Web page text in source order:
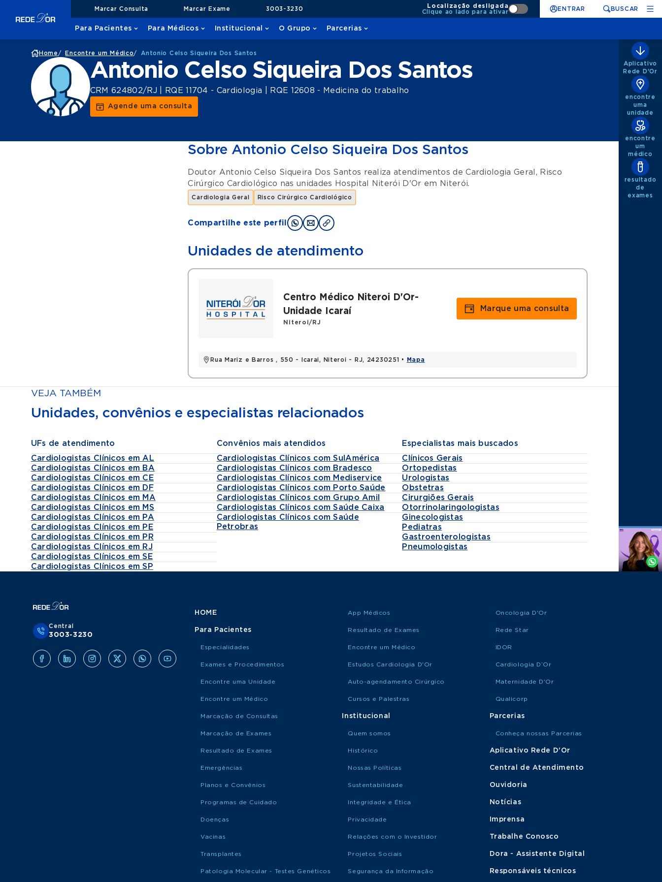
Marcar Consulta Marcar Exame 3003-3230
Localização desligada
Clique ao lado para ativar
ENTRAR BUSCAR
Para Pacientes Para Médicos Institucional O Grupo Parcerias
Home / Encontre um Médico/ Antonio Celso Siqueira Dos Santos
Antonio Celso Siqueira Dos Santos
CRM 624802/RJ | RQE 11704 - Cardiologia | RQE 12608 - Medicina do trabalho
Agende uma consulta
Sobre Antonio Celso Siqueira Dos Santos
Doutor Antonio Celso Siqueira Dos Santos realiza atendimentos deCardiologia Geral , Risco
Cirúrgico Cardiológico nas unidades Hospital Niterói D'Or em Niterói.
Cardiologia Geral Risco Cirúrgico Cardiológico
Compartilhe este perfil
Unidades de atendimento
Centro Médico Niteroi D'Or-
Unidade Icaraí
Niteroi/RJ
Rua Mariz e Barros , 550 - Icarai, Niteroi - RJ, 24230251 • Mapa
Marque uma consulta
VEJA TAMBÉM
Unidades, convênios e especialistas relacionados
UFs de atendimento
Cardiologistas Clínicos em AL
Cardiologistas Clínicos em BA
Cardiologistas Clínicos em CE
Cardiologistas Clínicos em DF
Cardiologistas Clínicos em MA
Cardiologistas Clínicos em MS
Cardiologistas Clínicos em PA
Cardiologistas Clínicos em PE
Cardiologistas Clínicos em PR
Cardiologistas Clínicos em RJ
Cardiologistas Clínicos em SE
Cardiologistas Clínicos em SP
Convênios mais atendidos
Cardiologistas Clínicos com SulAmérica
Cardiologistas Clínicos com Bradesco
Cardiologistas Clínicos com Mediservice
Cardiologistas Clínicos com Porto Saúde
Cardiologistas Clínicos com Grupo Amil
Cardiologistas Clínicos com Saúde Caixa
Cardiologistas Clínicos com Saúde
Petrobras
Especialistas mais buscados
Clínicos Gerais
Ortopedistas
Urologistas
Obstetras
Cirurgiões Gerais
Otorrinolaringologistas
Ginecologistas
Pediatras
Gastroenterologistas
Pneumologistas
Aplicativo
Rede D'Or
encontre
uma
unidade
encontre
um
médico
resultado
de
exames
Agende
Whatsapp
Central
3003-3230
HOME
Para Pacientes
Especialidades
Exames e Procedimentos
Encontre uma Unidade
Encontre um Médico
Marcação de Consultas
Marcação de Exames
Resultado de Exames
Emergências
Planos e Convênios
Programas de Cuidado
Doenças
Vacinas
Transplantes
Patologia Molecular - Testes Genéticos
App Médicos
Resultado de Exames
Encontre um Médico
Estudos Cardiologia D'Or
Auto-agendamento Cirúrgico
Cursos e Palestras
Institucional
Quem somos
Histórico
Nossas Políticas
Sustentabilidade
Integridade e Ética
Privacidade
Relações com o Investidor
Projetos Sociais
Segurança da Informação
Oncologia D'Or
Rede Star
IDOR
Cardiologia D’Or
Maternidade D'Or
Qualicorp
Parcerias
Conheça nossas Parcerias
Aplicativo Rede D'Or
Central de Atendimento
Ouvidoria
Notícias
Imprensa
Trabalhe Conosco
Dora - Assistente Digital
Responsáveis técnicos